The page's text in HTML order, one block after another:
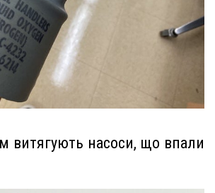
витягують насоси, що впали